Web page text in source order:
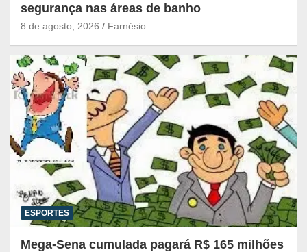
segurança nas áreas de banho
8 de agosto, 2026 Farnésio
ESPORTES
Mega-Sena cumulada pagará R$ 165 milhões